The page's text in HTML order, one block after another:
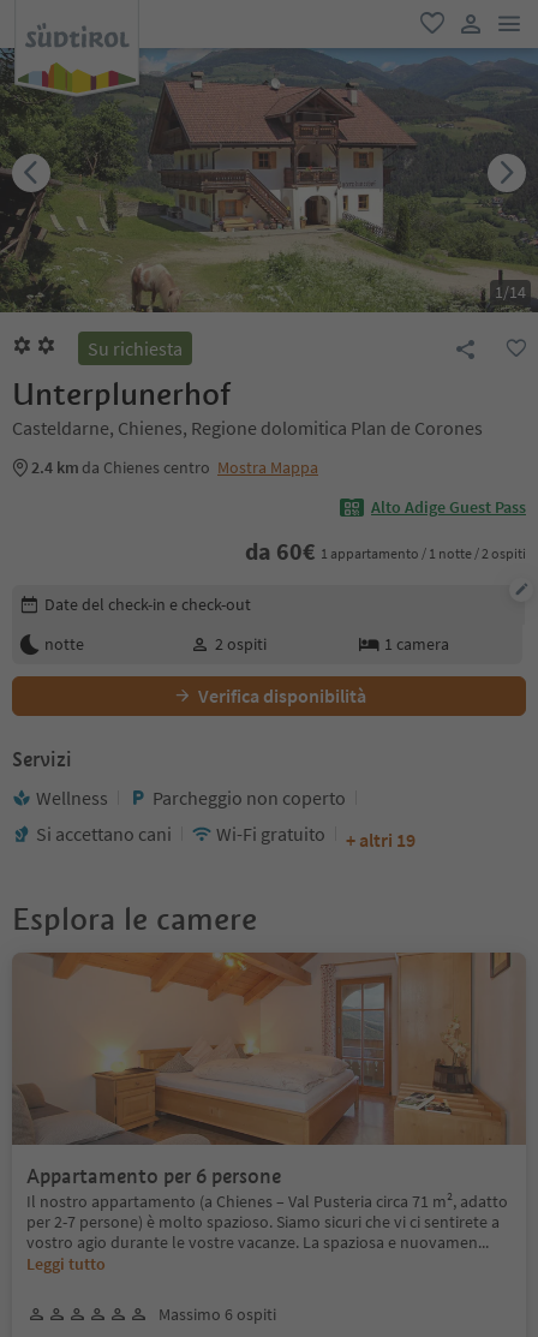
favoriti
user link
1/14
Su richiesta
Unterplunerhof
Casteldarne, Chienes, Regione dolomitica Plan de Corones
2.4 km da Chienes centro Mostra Mappa
Alto Adige Guest Pass
da 60€ 1 appartamento / 1 notte / 2 ospiti
Modifica i dettagli della prenotazione
Date del check-in e check-out
notte
2 ospiti 1 camera
Verifica disponibilità
Servizi
Wellness
Parcheggio non coperto
Si accettano cani
Wi-Fi gratuito + altri 19
Esplora le camere
Appartamento per 6 persone
Il nostro appartamento (a Chienes – Val Pusteria circa 71 m², adatto
per 2-7 persone) è molto spazioso. Siamo sicuri che vi ci sentirete a
vostro agio durante le vostre vacanze. La spaziosa e nuovamen...
Leggi tutto
Massimo 6 ospiti